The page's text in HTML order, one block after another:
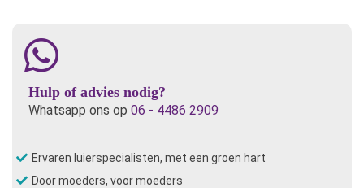
Hulp of advies nodig?
Whatsapp ons op 06 - 4486 2909
Ervaren luierspecialisten, met een groen hart
Door moeders, voor moeders